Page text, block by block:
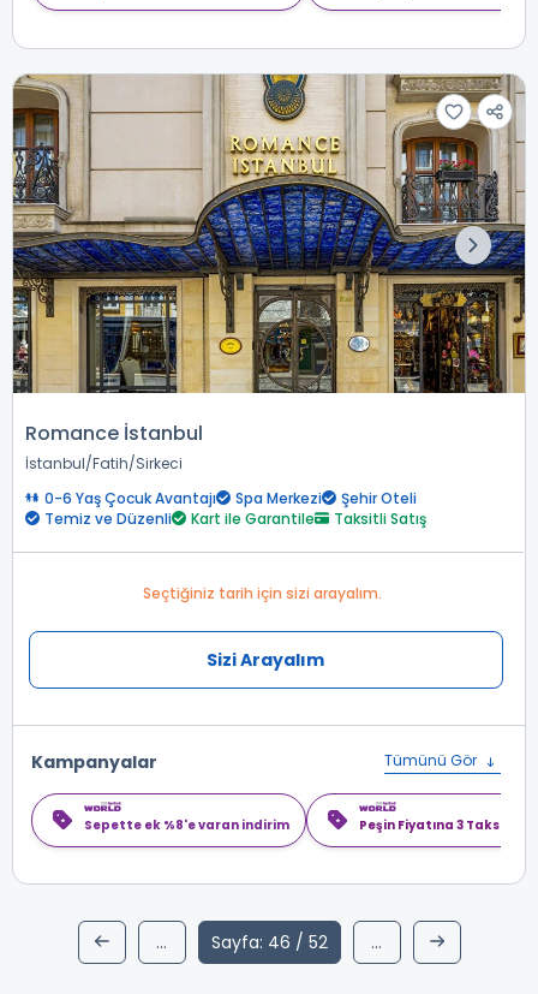
Romance İstanbul
İstanbul Fatih Sirkeci
0-6 Yaş Çocuk Avantajı
Spa Merkezi
Şehir Oteli
Temiz ve Düzenli
Kart ile Garantile Taksitli Satış
Seçtiğiniz tarih için sizi arayalım.
Sizi Arayalım
Kampanyalar Tümünü Gör
Sepette ek %8'e varan indirim Peşin Fiyatına 3 Taksit
... Sayfa: 46 / 52 ...